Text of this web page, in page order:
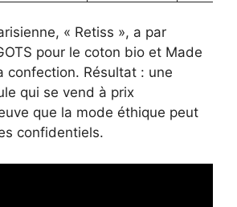
« Retiss », a par
pour le coton bio et Made
confection. Résultat : une
qui se vend à prix
que la mode éthique peut
confidentiels.